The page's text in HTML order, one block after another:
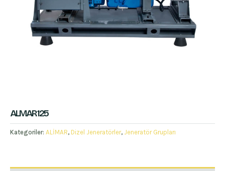
ALMAR 125
Kategoriler: ALİMAR, Dizel Jeneratörler, Jeneratör Grupları